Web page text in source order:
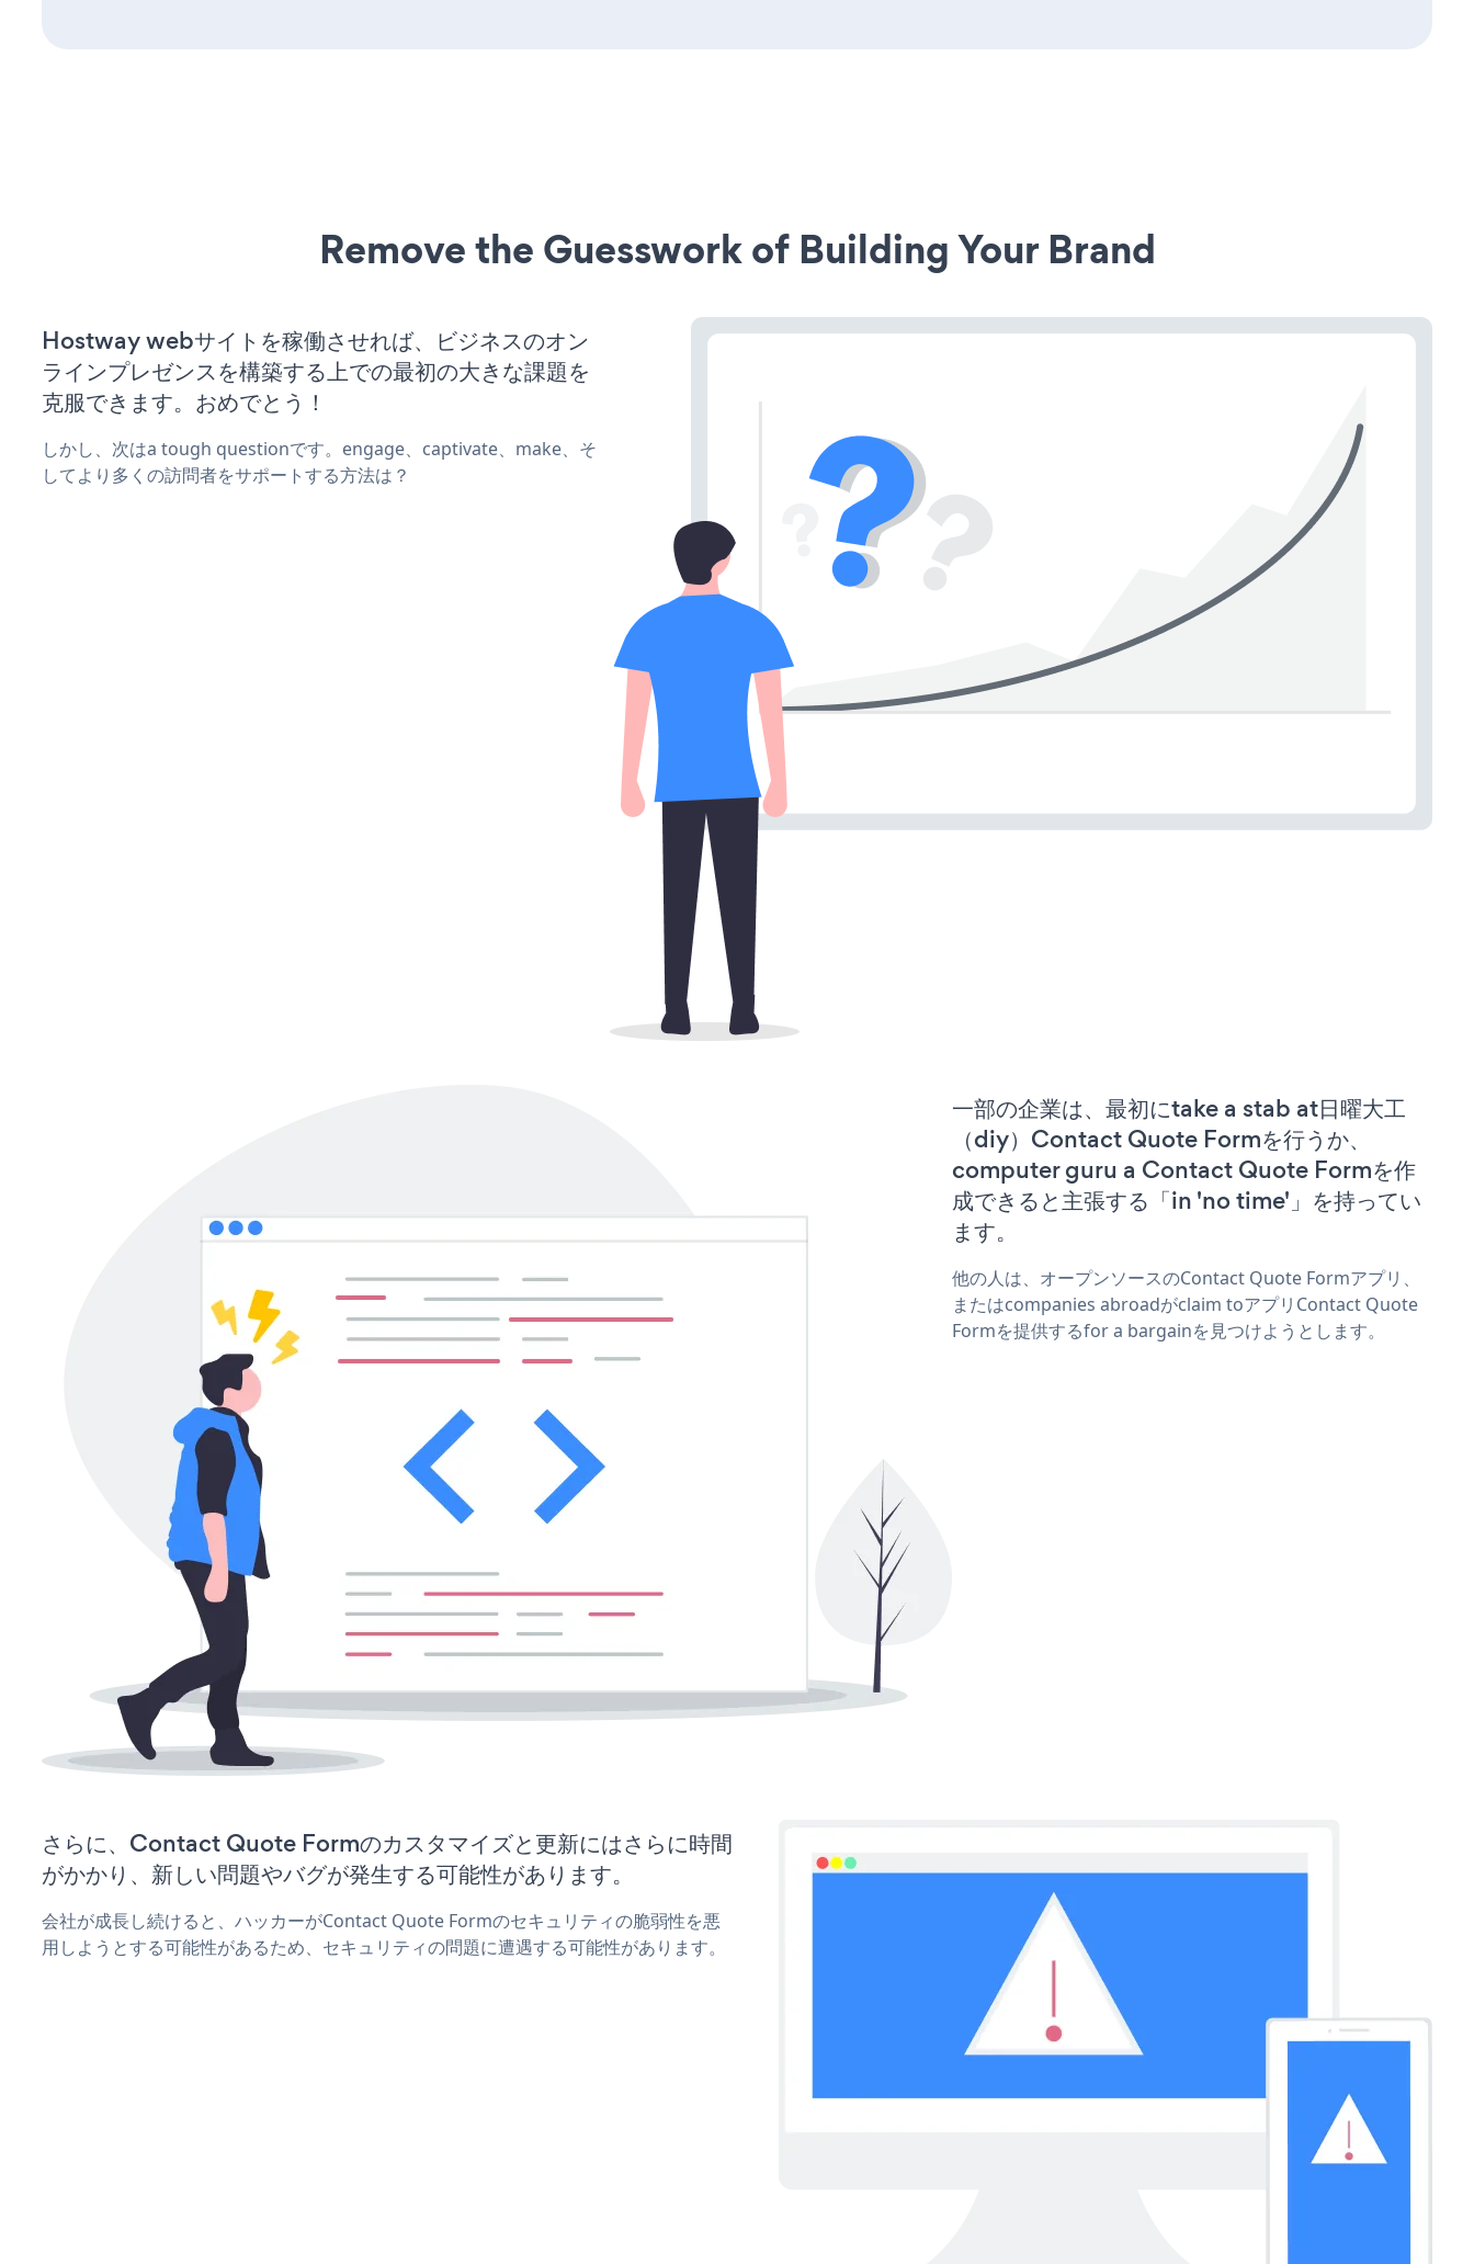
Remove the Guesswork of Building Your Brand
Hostway webサイトを稼働させれば、ビジネスのオン
ラインプレゼンスを構築する上での最初の大きな課題を
克服できます。おめでとう！
しかし、次はa tough questionです。engage、captivate、make、そ
してより多くの訪問者をサポートする方法は？
一部の企業は、最初にtake a stab at日曜大工
（diy）Contact Quote Formを行うか、
computer guru a Contact Quote Formを作
成できると主張する「in 'no time'」を持ってい
ます。
他の人は、オープンソースのContact Quote Formアプリ、
またはcompanies abroadがclaim toアプリContact Quote
Formを提供するfor a bargainを見つけようとします。
さらに、Contact Quote Formのカスタマイズと更新にはさらに時間
がかかり、新しい問題やバグが発生する可能性があります。
会社が成長し続けると、ハッカーがContact Quote Formのセキュリティの脆弱性を悪
用しようとする可能性があるため、セキュリティの問題に遭遇する可能性があります。